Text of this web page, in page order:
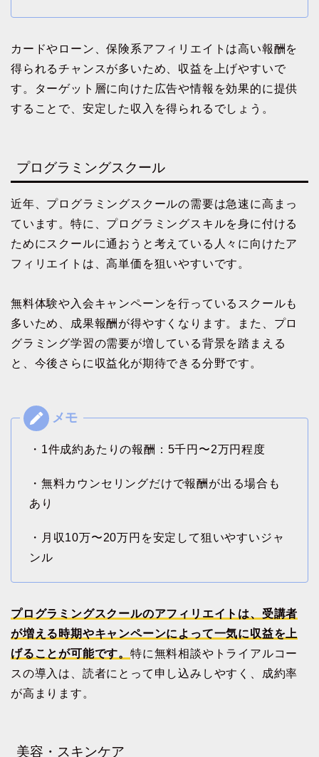
カードやローン、保険系アフィリエイトは高い報酬を
得られるチャンスが多いため、収益を上げやすいで
す。ターゲット層に向けた広告や情報を効果的に提供
することで、安定した収入を得られるでしょう。
プログラミングスクール
近年、プログラミングスクールの需要は急速に高まっ
ています。特に、プログラミングスキルを身に付ける
ためにスクールに通おうと考えている人々に向けたア
フィリエイトは、高単価を狙いやすいです。
無料体験や入会キャンペーンを行っているスクールも
多いため、成果報酬が得やすくなります。また、プロ
グラミング学習の需要が増している背景を踏まえる
と、今後さらに収益化が期待できる分野です。
・1件成約あたりの報酬：5千円〜2万円程度
・無料カウンセリングだけで報酬が出る場合も
あり
・月収10万〜20万円を安定して狙いやすいジャ
ンル
プログラミングスクールのアフィリエイトは、受講者
が増える時期やキャンペーンによって一気に収益を上
げることが可能です。 特に無料相談やトライアルコー
スの導入は、読者にとって申し込みしやすく、成約率
が高まります。
美容・スキンケア